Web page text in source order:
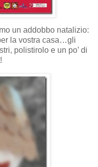
un addobbo natalizio:
la vostra casa…gli
polistirolo e un po’ di